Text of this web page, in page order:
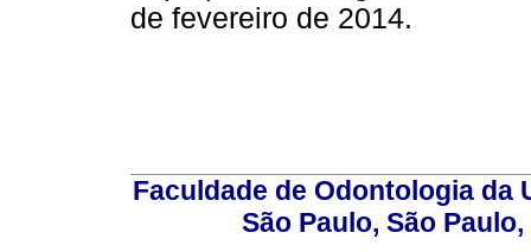
de fevereiro de 2014.
Faculdade de Odontologia da
São Paulo, São